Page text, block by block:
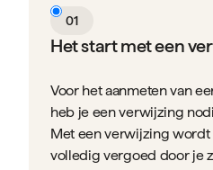
01
Het start met een
Voor het aanmeten van
heb je een verwijzing
Met een verwijzing
volledig vergoed door je